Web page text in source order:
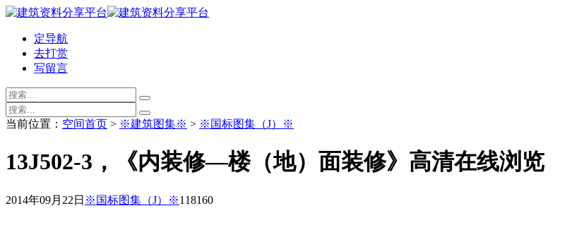
定导航
去打赏
写留言
当前位置： 空间首页 > ※建筑图集※ > ※国标图集（J）※
13J502-3，《内装修—楼（地）面装修》高清在线浏览
2014年09月22日 ※国标图集（J）※118160